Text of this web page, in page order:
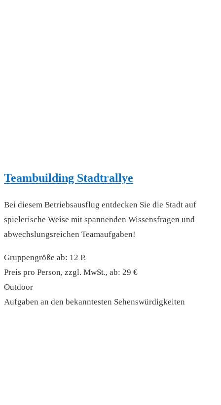
Teambuilding Stadtrallye
Bei diesem Betriebsausflug entdecken Sie die Stadt auf
spielerische Weise mit spannenden Wissensfragen und
abwechslungsreichen Teamaufgaben!
Gruppengröße ab: 12 P.
Preis pro Person, zzgl. MwSt., ab: 29 €
Outdoor
Aufgaben an den bekanntesten Sehenswürdigkeiten